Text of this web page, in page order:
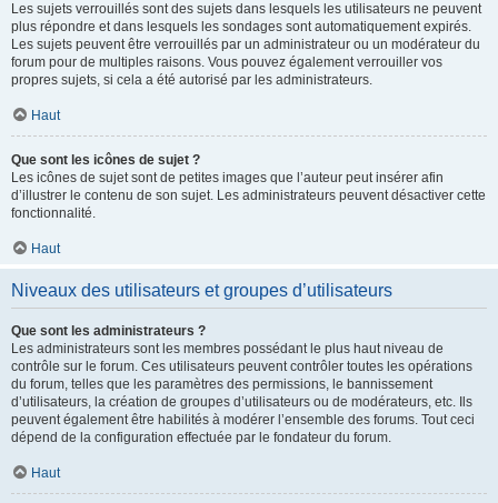
Les sujets verrouillés sont des sujets dans lesquels les utilisateurs ne peuvent
plus répondre et dans lesquels les sondages sont automatiquement expirés.
Les sujets peuvent être verrouillés par un administrateur ou un modérateur du
forum pour de multiples raisons. Vous pouvez également verrouiller vos
propres sujets, si cela a été autorisé par les administrateurs.
Haut
Que sont les icônes de sujet ?
Les icônes de sujet sont de petites images que l’auteur peut insérer afin
d’illustrer le contenu de son sujet. Les administrateurs peuvent désactiver cette
fonctionnalité.
Haut
Niveaux des utilisateurs et groupes d’utilisateurs
Que sont les administrateurs ?
Les administrateurs sont les membres possédant le plus haut niveau de
contrôle sur le forum. Ces utilisateurs peuvent contrôler toutes les opérations
du forum, telles que les paramètres des permissions, le bannissement
d’utilisateurs, la création de groupes d’utilisateurs ou de modérateurs, etc. Ils
peuvent également être habilités à modérer l’ensemble des forums. Tout ceci
dépend de la configuration effectuée par le fondateur du forum.
Haut